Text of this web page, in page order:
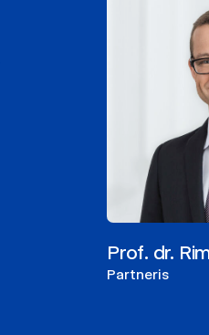
Prof. dr.
Partneris